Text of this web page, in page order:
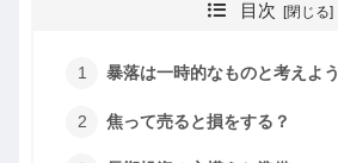
目次
暴落は一時的なものと考えよう
焦って売ると損をする？